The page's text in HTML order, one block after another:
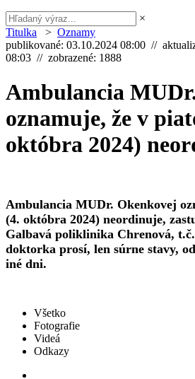
×
Titulka > Oznamy
publikované: 03.10.2024 08:00 //
08:03 // zobrazené: 1888
Ambulancia
oznamuje, že v
októbra 2024)
Ambulancia MUDr. Okenkovej
(4. októbra 2024) neordinuje,
Galbavá poliklinika Chrenová, t.č.
doktorka prosí, len súrne stavy,
iné dni.
Všetko
Fotografie
Videá
Odkazy